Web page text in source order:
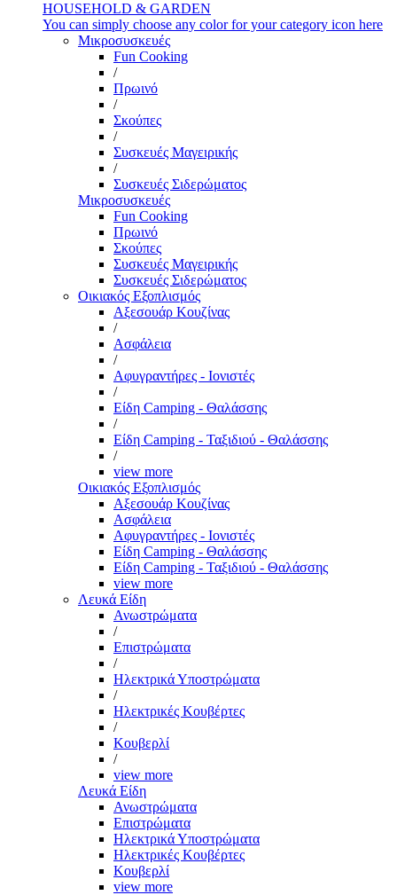
HOUSEHOLD & GARDEN
You can simply choose any color for your category icon here
Μικροσυσκευές
Fun Cooking
/
Πρωινό
/
Σκούπες
/
Συσκευές Μαγειρικής
/
Συσκευές Σιδερώματος
Μικροσυσκευές
Fun Cooking
Πρωινό
Σκούπες
Συσκευές Μαγειρικής
Συσκευές Σιδερώματος
Οικιακός Εξοπλισμός
Αξεσουάρ Κουζίνας
/
Ασφάλεια
/
Αφυγραντήρες - Ιονιστές
/
Είδη Camping - Θαλάσσης
/
Είδη Camping - Ταξιδιού - Θαλάσσης
/
view more
Οικιακός Εξοπλισμός
Αξεσουάρ Κουζίνας
Ασφάλεια
Αφυγραντήρες - Ιονιστές
Είδη Camping - Θαλάσσης
Είδη Camping - Ταξιδιού - Θαλάσσης
view more
Λευκά Είδη
Ανωστρώματα
/
Επιστρώματα
/
Ηλεκτρικά Υποστρώματα
/
Ηλεκτρικές Κουβέρτες
/
Κουβερλί
/
view more
Λευκά Είδη
Ανωστρώματα
Επιστρώματα
Ηλεκτρικά Υποστρώματα
Ηλεκτρικές Κουβέρτες
Κουβερλί
view more